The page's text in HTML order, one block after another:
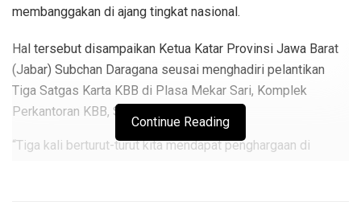
membanggakan di ajang tingkat nasional.
Hal tersebut disampaikan Ketua Katar Provinsi Jawa Barat
(Jabar) Subchan Daragana seusai menghadiri pelantikan
Tiga Satgas Karta KBB di Plasa Mekar Sari, Komplek
Perkantoran KBB, Senin (30/11/2020).
“Tiga kali berturut-turut kita mendapat penghargaan di
Continue Reading